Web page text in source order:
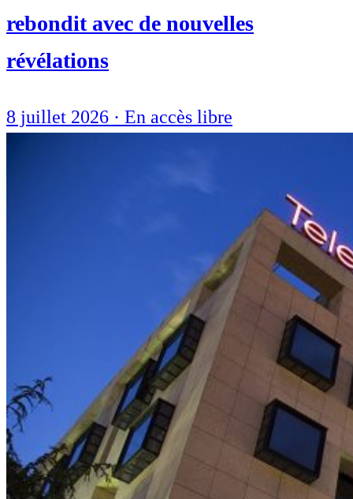
rebondit avec de nouvelles
révélations
8 juillet 2026 · En accès libre